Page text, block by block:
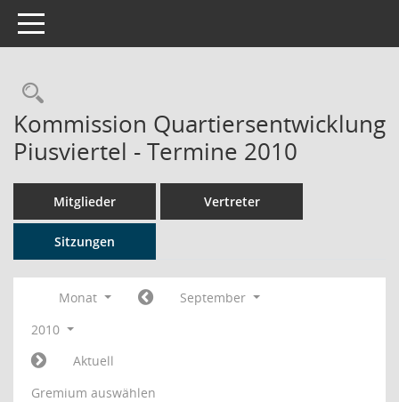
Toggle navigation
Rechercheauswahl
Kommission Quartiersentwicklung
Piusviertel - Termine 2010
Mitglieder Vertreter
Sitzungen
Monat
September
2010
Aktuell
Gremium auswählen